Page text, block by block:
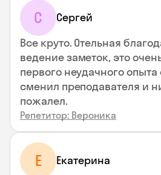
С Сергей
Все круто. Отельная
ведение заметок, это
первого неудачного
сменил преподавателя и
пожалел.
Репетитор: Вероника
Е Екатерина